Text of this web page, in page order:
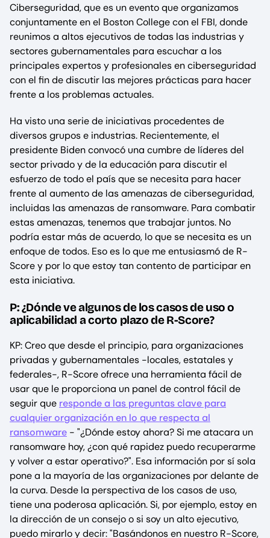
Ciberseguridad, que es un evento que organizamos
conjuntamente en el Boston College con el FBI, donde
reunimos a altos ejecutivos de todas las industrias y
sectores gubernamentales para escuchar a los
principales expertos y profesionales en ciberseguridad
con el fin de discutir las mejores prácticas para hacer
frente a los problemas actuales.
Ha visto una serie de iniciativas procedentes de
diversos grupos e industrias. Recientemente, el
presidente Biden convocó una cumbre de líderes del
sector privado y de la educación para discutir el
esfuerzo de todo el país que se necesita para hacer
frente al aumento de las amenazas de ciberseguridad,
incluidas las amenazas de ransomware. Para combatir
estas amenazas, tenemos que trabajar juntos. No
podría estar más de acuerdo, lo que se necesita es un
enfoque de todos. Eso es lo que me entusiasmó de R-
Score y por lo que estoy tan contento de participar en
esta iniciativa.
P: ¿Dónde ve algunos de los casos de uso o
aplicabilidad a corto plazo de R-Score?
KP: Creo que desde el principio, para organizaciones
privadas y gubernamentales -locales, estatales y
federales-, R-Score ofrece una herramienta fácil de
usar que le proporciona un panel de control fácil de
seguir que responde a las preguntas clave para
cualquier organización en lo que respecta al
ransomware - "¿Dónde estoy ahora? Si me atacara un
ransomware hoy, ¿con qué rapidez puedo recuperarme
y volver a estar operativo?". Esa información por sí sola
pone a la mayoría de las organizaciones por delante de
la curva. Desde la perspectiva de los casos de uso,
tiene una poderosa aplicación. Si, por ejemplo, estoy en
la dirección de un consejo o si soy un alto ejecutivo,
puedo mirarlo y decir: "Basándonos en nuestro R-Score,